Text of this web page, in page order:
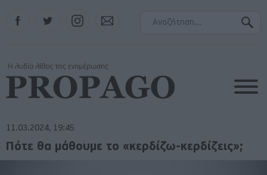
Instagram
11.03.2024, 19:45
Πότε θα μάθουμε το «κερδίζω-κερδίζεις»;